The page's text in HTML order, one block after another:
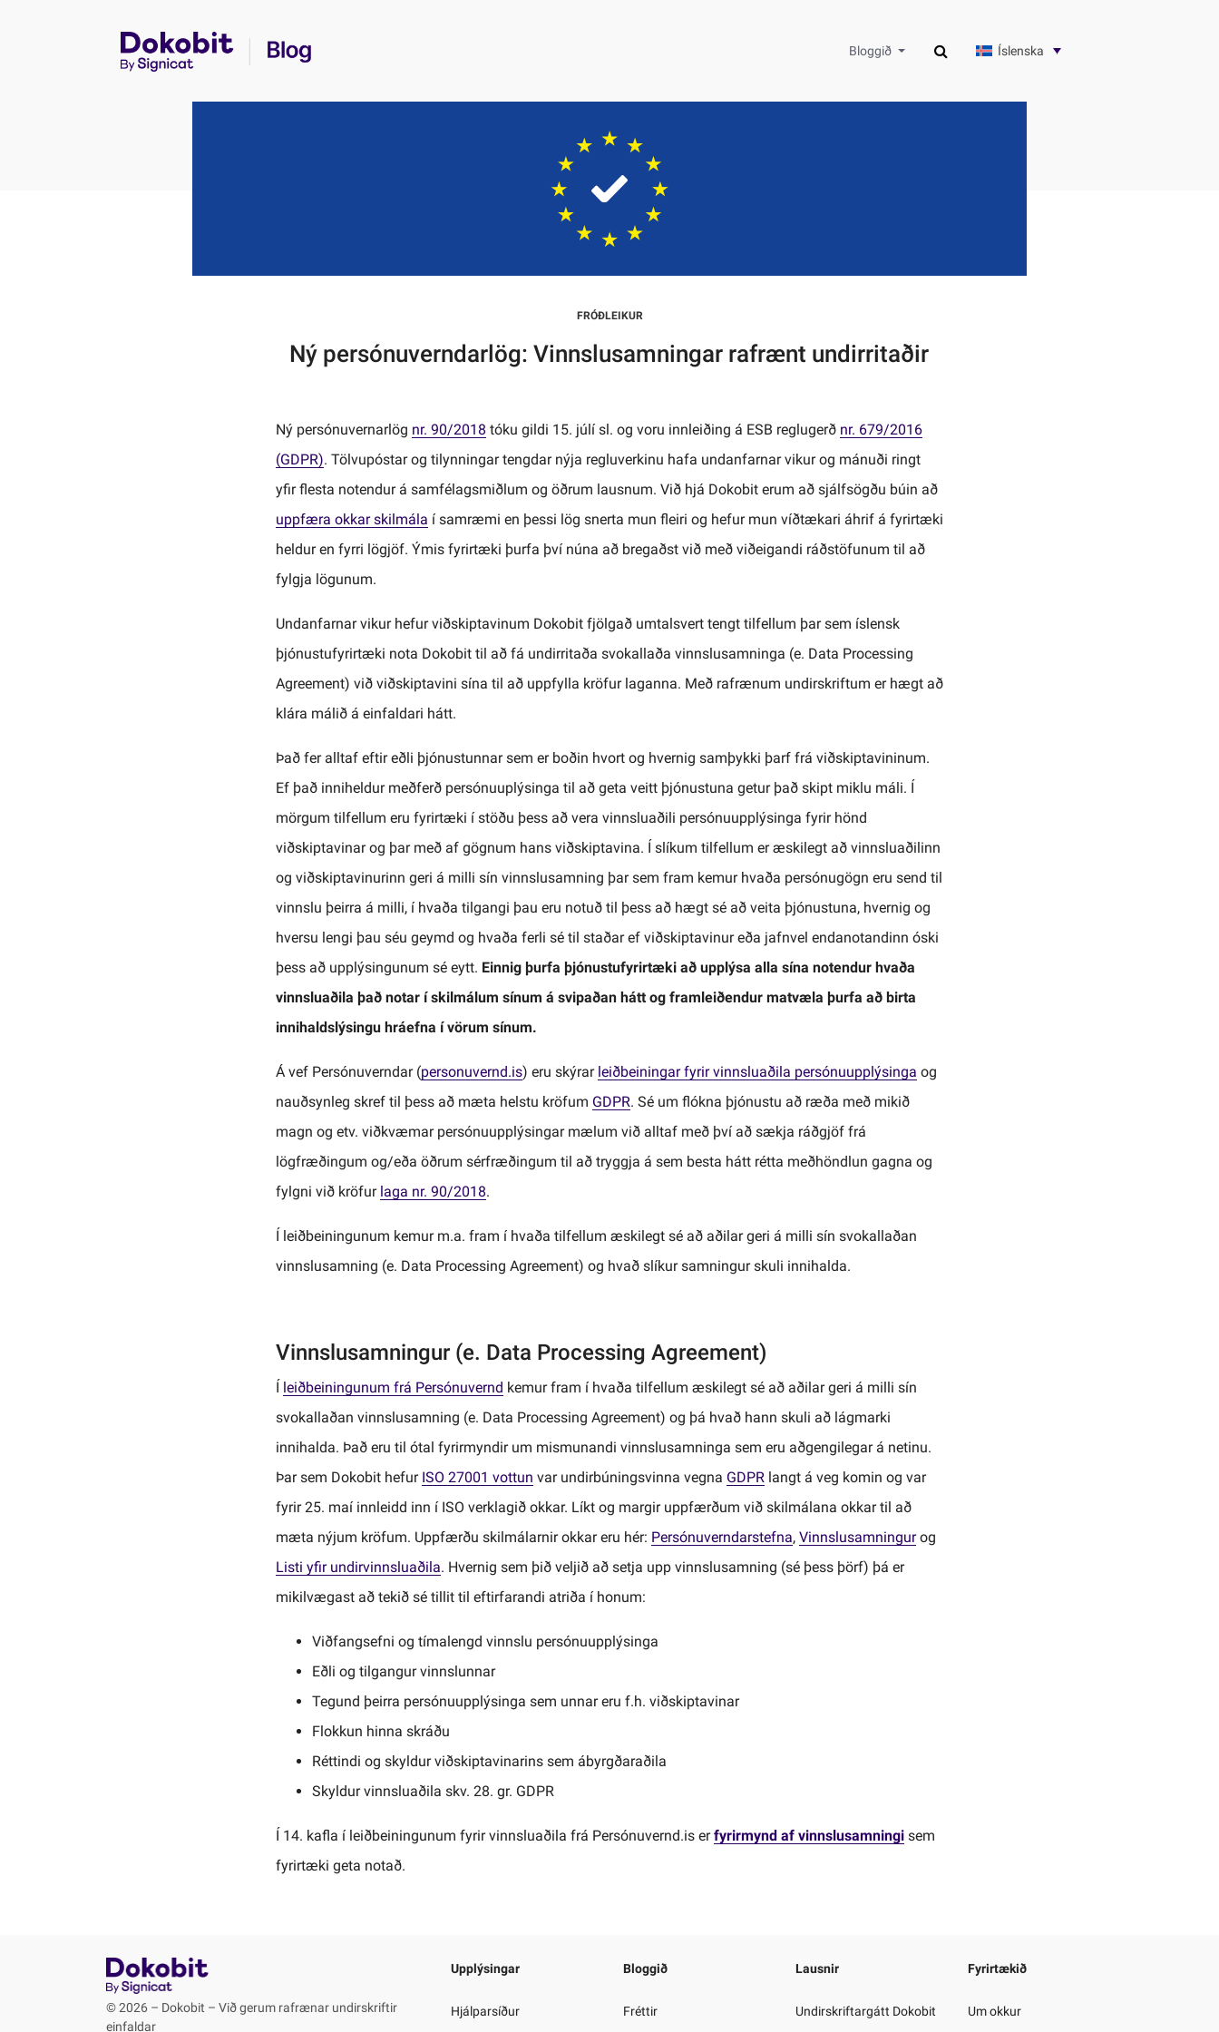
Bloggið Íslenska
FRÓÐLEIKUR
Ný persónuverndarlög: Vinnslusamningar rafrænt undirritaðir
Ný persónuvernarlög nr. 90/2018 tóku gildi 15. júlí sl. og voru innleiðing á ESB reglugerð nr. 679/2016
(GDPR). Tölvupóstar og tilynningar tengdar nýja regluverkinu hafa undanfarnar vikur og mánuði ringt
yfir flesta notendur á samfélagsmiðlum og öðrum lausnum. Við hjá Dokobit erum að sjálfsögðu búin að
uppfæra okkar skilmála í samræmi en þessi lög snerta mun fleiri og hefur mun víðtækari áhrif á fyrirtæki
heldur en fyrri lögjöf. Ýmis fyrirtæki þurfa því núna að bregaðst við með viðeigandi ráðstöfunum til að
fylgja lögunum.
Undanfarnar vikur hefur viðskiptavinum Dokobit fjölgað umtalsvert tengt tilfellum þar sem íslensk
þjónustufyrirtæki nota Dokobit til að fá undirritaða svokallaða vinnslusamninga (e. Data Processing
Agreement) við viðskiptavini sína til að uppfylla kröfur laganna. Með rafrænum undirskriftum er hægt að
klára málið á einfaldari hátt.
Það fer alltaf eftir eðli þjónustunnar sem er boðin hvort og hvernig samþykki þarf frá viðskiptavininum.
Ef það inniheldur meðferð persónuuplýsinga til að geta veitt þjónustuna getur það skipt miklu máli. Í
mörgum tilfellum eru fyrirtæki í stöðu þess að vera vinnsluaðili persónuupplýsinga fyrir hönd
viðskiptavinar og þar með af gögnum hans viðskiptavina. Í slíkum tilfellum er æskilegt að vinnsluaðilinn
og viðskiptavinurinn geri á milli sín vinnslusamning þar sem fram kemur hvaða persónugögn eru send til
vinnslu þeirra á milli, í hvaða tilgangi þau eru notuð til þess að hægt sé að veita þjónustuna, hvernig og
hversu lengi þau séu geymd og hvaða ferli sé til staðar ef viðskiptavinur eða jafnvel endanotandinn óski
þess að upplýsingunum sé eytt. Einnig þurfa þjónustufyrirtæki að upplýsa alla sína notendur hvaða
vinnsluaðila það notar í skilmálum sínum á svipaðan hátt og framleiðendur matvæla þurfa að birta
innihaldslýsingu hráefna í vörum sínum.
Á vef Persónuverndar (personuvernd.is) eru skýrar leiðbeiningar fyrir vinnsluaðila persónuupplýsinga og
nauðsynleg skref til þess að mæta helstu kröfum GDPR. Sé um flókna þjónustu að ræða með mikið
magn og etv. viðkvæmar persónuupplýsingar mælum við alltaf með því að sækja ráðgjöf frá
lögfræðingum og/eða öðrum sérfræðingum til að tryggja á sem besta hátt rétta meðhöndlun gagna og
fylgni við kröfur laga nr. 90/2018.
Í leiðbeiningunum kemur m.a. fram í hvaða tilfellum æskilegt sé að aðilar geri á milli sín svokallaðan
vinnslusamning (e. Data Processing Agreement) og hvað slíkur samningur skuli innihalda.
Vinnslusamningur (e. Data Processing Agreement)
Í leiðbeiningunum frá Persónuvernd kemur fram í hvaða tilfellum æskilegt sé að aðilar geri á milli sín
svokallaðan vinnslusamning (e. Data Processing Agreement) og þá hvað hann skuli að lágmarki
innihalda. Það eru til ótal fyrirmyndir um mismunandi vinnslusamninga sem eru aðgengilegar á netinu.
Þar sem Dokobit hefur ISO 27001 vottun var undirbúningsvinna vegna GDPRlangt á veg komin og var
fyrir 25. maí innleidd inn í ISO verklagið okkar. Líkt og margir uppfærðum við skilmálana okkar til að
mæta nýjum kröfum. Uppfærðu skilmálarnir okkar eru hér: Persónuverndarstefna, Vinnslusamningurog
Listi yfir undirvinnsluaðila. Hvernig sem þið veljið að setja upp vinnslusamning (sé þess þörf) þá er
mikilvægast að tekið sé tillit til eftirfarandi atriða í honum:
Viðfangsefni og tímalengd vinnslu persónuupplýsinga
Eðli og tilgangur vinnslunnar
Tegund þeirra persónuupplýsinga sem unnar eru f.h. viðskiptavinar
Flokkun hinna skráðu
Réttindi og skyldur viðskiptavinarins sem ábyrgðaraðila
Skyldur vinnsluaðila skv. 28. gr. GDPR
Í 14. kafla í leiðbeiningunum fyrir vinnsluaðila frá Persónuvernd.is erfyrirmynd af vinnslusamningisem
fyrirtæki geta notað.
© 2026 – Dokobit – Við gerum rafrænar undirskriftir
einfaldar
Upplýsingar
Hjálparsíður
Bloggið
Fréttir
Lausnir
Undirskriftargátt Dokobit
Fyrirtækið
Um okkur